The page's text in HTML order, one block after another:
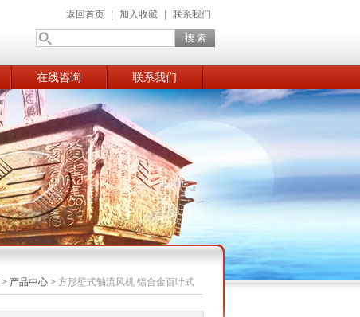
返回首页 加入收藏 联系我们
在线咨询 联系我们
> 产品中心 > 方形壁式轴流风机 铝合金百叶式